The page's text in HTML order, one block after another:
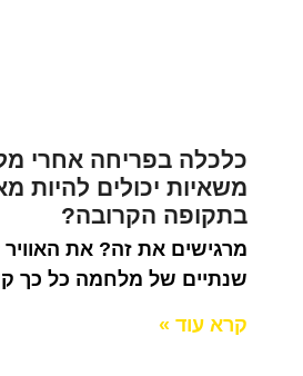
כלכלה בפריחה אחרי
משאיות יכולים להיות
בתקופה הקרובה?
מרגישים את זה? את
שנתיים של מלחמה כל כך
קרא עוד »